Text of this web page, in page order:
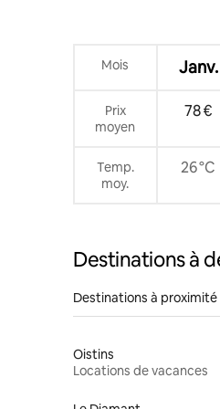
Mois Janv.
Prix
moyen
78 €
Temp.
moy.
26 °C
Destinations à
Destinations à proximité
Oistins
Locations de vacances